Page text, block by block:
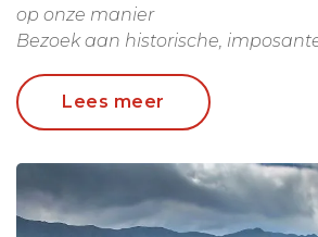
op onze manier
Bezoek aan historische,
Schuif aan tafel bij uw lokale
smaken van de wijnregio Kakhetië
Deze complete rondreisdoor de
kennismaken met de drie landen
Georgie en Armenie. U bezoekt
Lees meer